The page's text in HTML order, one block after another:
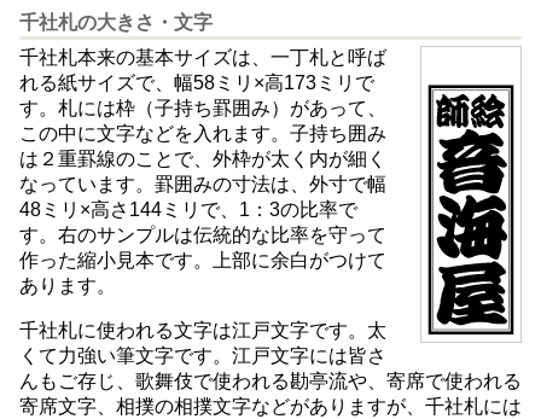
千社札の大きさ・文字
千社札本来の基本サイズは、一丁札と呼ば
れる紙サイズで、幅58ミリ×高173ミリで
す。札には枠（子持ち罫囲み）があって、
この中に文字などを入れます。子持ち囲み
は２重罫線のことで、外枠が太く内が細く
なっています。罫囲みの寸法は、外寸で幅
48ミリ×高さ144ミリで、1：3の比率で
す。右のサンプルは伝統的な比率を守って
作った縮小見本です。上部に余白がつけて
あります。
千社札に使われる文字は江戸文字です。太
くて力強い筆文字です。江戸文字には皆さ
んもご存じ、歌舞伎で使われる勘亭流や、寄席で使われる
寄席文字、相撲の相撲文字などがありますが、千社札には